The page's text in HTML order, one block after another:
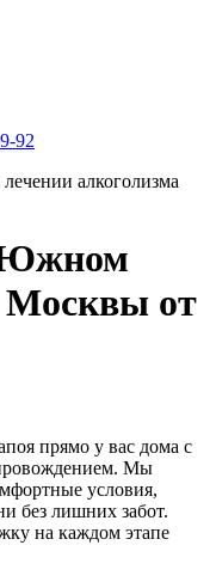
92
алкоголизма
Южном
Москвы от
прямо у вас дома с
Мы
условия,
без лишних забот.
на каждом этапе